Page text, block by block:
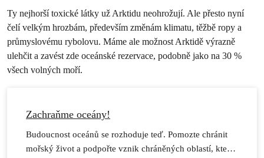
Ty nejhorší toxické látky už Arktidu neohrožují. Ale přesto nyní
čelí velkým hrozbám, především změnám klimatu, těžbě ropy a
průmyslovému rybolovu. Máme ale možnost Arktidě výrazně
ulehčit a zavést zde oceánské rezervace, podobně jako na 30 %
všech volných moří.
Zachraňme oceány!
Budoucnost oceánů se rozhoduje teď. Pomozte chránit
mořský život a podpořte vznik chráněných oblastí, které